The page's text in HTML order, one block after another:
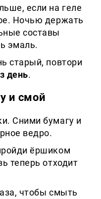
если на геле
Ночью держать
составы
эмаль.
старый, повтори
день.
и смой
Сними бумагу и
ведро.
ёршиком
теперь отходит
чтобы смыть